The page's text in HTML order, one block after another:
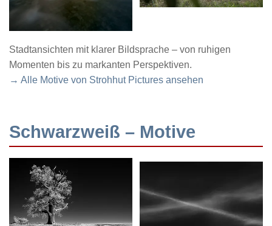
Stadtansichten mit klarer Bildsprache – von ruhigen
Momenten bis zu markanten Perspektiven.
→ Alle Motive von Strohhut Pictures ansehen
Schwarzweiß – Motive